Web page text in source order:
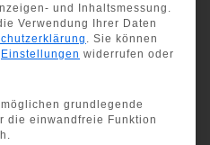
und Inhaltsmessung.
Verwendung Ihrer Daten
. Sie können
Einstellungen widerrufen oder
Gruppen, für die eine
grundlegende
die einwandfreie Funktion